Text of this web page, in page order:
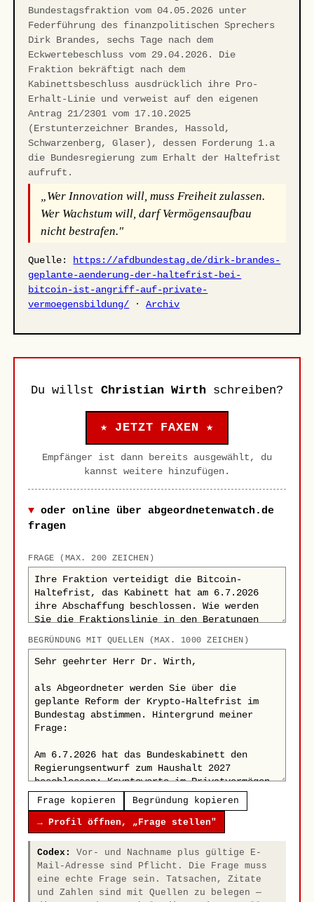
Bundestagsfraktion vom 04.05.2026 unter
Federführung des finanzpolitischen Sprechers
Dirk Brandes, sechs Tage nach dem
Eckwertebeschluss vom 29.04.2026. Die
Fraktion bekräftigt nach dem
Kabinettsbeschluss ausdrücklich ihre Pro-
Erhalt-Linie und verweist auf den eigenen
Antrag 21/2301 vom 17.10.2025
(Erstunterzeichner Brandes, Hassold,
Schwarzenberg, Glaser), dessen Forderung 1.a
die Bundesregierung zum Erhalt der Haltefrist
aufruft.
„Wer Innovation will, muss Freiheit zulassen.
Wer Wachstum will, darf Vermögensaufbau
nicht bestrafen."
Quelle:
https://afdbundestag.de/dirk-brandes-
geplante-aenderung-der-haltefrist-bei-
bitcoin-ist-angriff-auf-private-
vermoegensbildung/ ·Archiv
Du willst Christian Wirth schreiben?
★ JETZT FAXEN ★
Empfänger ist dann bereits ausgewählt, du
kannst weitere hinzufügen.
oder online über abgeordnetenwatch.de
fragen
FRAGE (MAX. 200 ZEICHEN)
BEGRÜNDUNG MIT QUELLEN (MAX. 1000 ZEICHEN)
Frage kopieren Begründung kopieren
→ Profil öffnen, „Frage stellen"
Codex:
Vor- und Nachname plus gültige E-
Mail-Adresse sind Pflicht. Die Frage muss
eine echte Frage sein. Tatsachen, Zitate
und Zahlen sind mit Quellen zu belegen —